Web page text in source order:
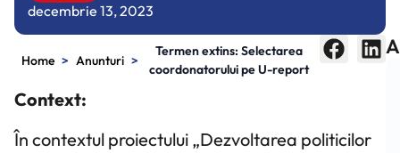
decembrie 13, 2023
Home > Anunturi >
Termen extins: Selectarea
coordonatorului pe U-report
Context:
În contextul proiectului „Dezvoltarea politicilor